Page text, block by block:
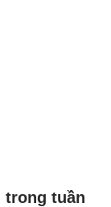
trong tuần